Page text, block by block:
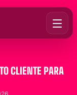
CLIENTE PARA